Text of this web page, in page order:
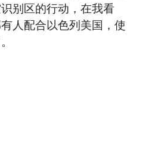
别区的行动，在我看
人配合以色列美国，使